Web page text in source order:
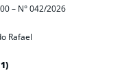
– N° 042/2026
Rafael